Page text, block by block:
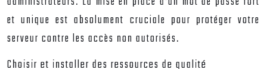
et unique est absolument cruciale pour protéger votre
serveur contre les accès non autorisés.
Choisir et installer des ressources de qualité